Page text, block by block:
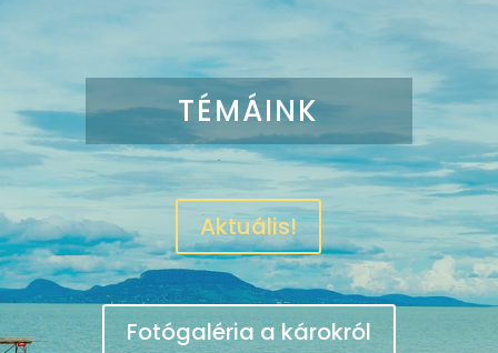
TÉMÁINK
Aktuális!
Fotógaléria a károkról